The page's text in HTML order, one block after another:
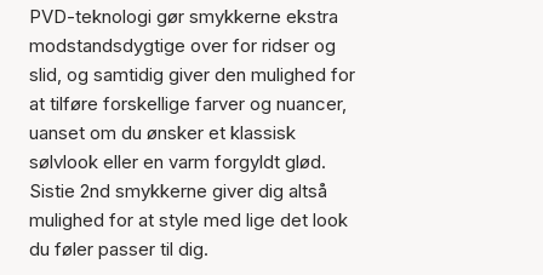
PVD-teknologi gør smykkerne ekstra
modstandsdygtige over for ridser og
slid, og samtidig giver den mulighed for
at tilføre forskellige farver og nuancer,
uanset om du ønsker et klassisk
sølvlook eller en varm forgyldt glød.
Sistie 2nd smykkerne giver dig altså
mulighed for at style med lige det look
du føler passer til dig.